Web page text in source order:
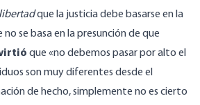
que la justicia debe basarse en la
se basa en la presunción de que
que «no debemos pasar por alto el
son muy diferentes desde el
de hecho, simplemente no es cierto